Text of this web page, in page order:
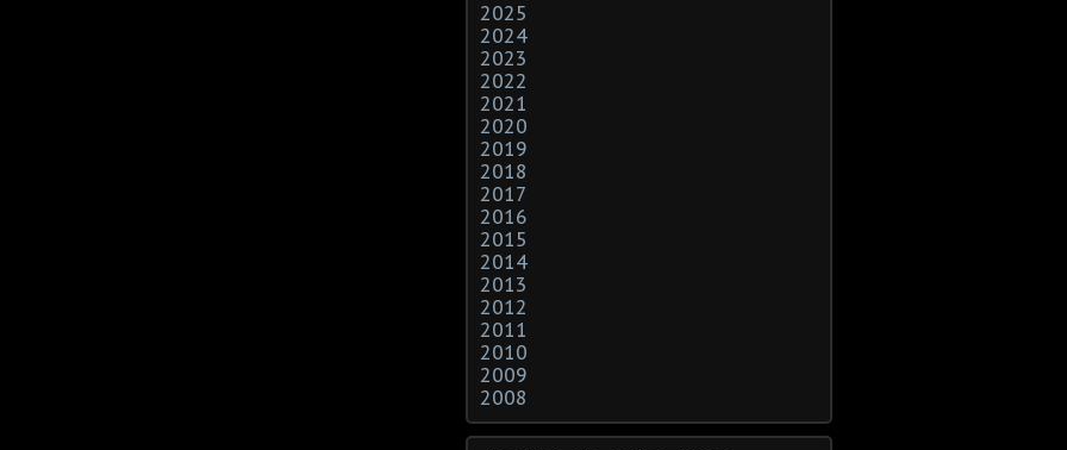
2025
2024
2023
2022
2021
2020
2019
2018
2017
2016
2015
2014
2013
2012
2011
2010
2009
2008